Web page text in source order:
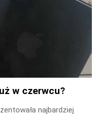
w czerwcu?
najbardziej